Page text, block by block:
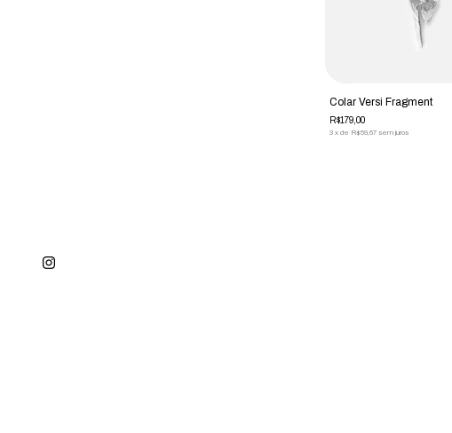
Colar Versi Fragment
R$179,00
3 x de R$59,67 sem juros